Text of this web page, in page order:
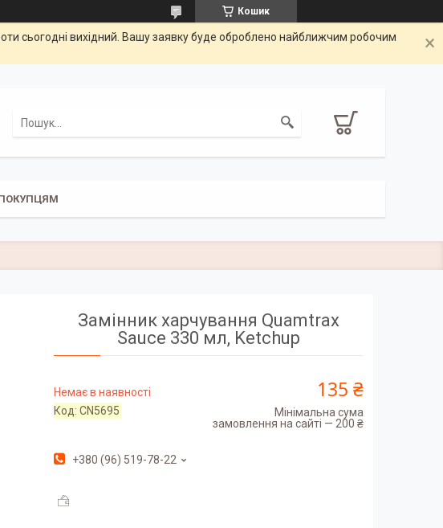
Кошик
сьогодні вихідний. Вашу заявку буде оброблено найближчим робочим
Замінник харчування Quamtrax
Sauce 330 мл, Ketchup
Немає в наявності
Код:CN5695
135 ₴
Мінімальна сума
замовлення на сайті — 200 ₴
+380 (96) 519-78-22